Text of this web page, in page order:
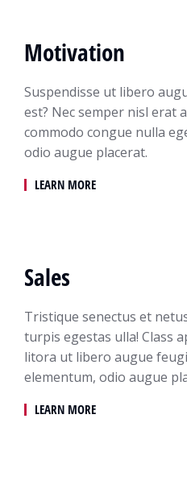
Motivation
Suspendisse ut libero
est? Nec semper nisl erat
commodo congue nulla
odio augue placerat.
LEARN MORE
Sales
Tristique senectus et
turpis egestas ulla! Class
litora ut libero augue
elementum, odio augue
LEARN MORE